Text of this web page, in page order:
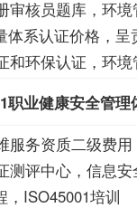
审核员题库，环境
体系认证价格，呈
和环保认证，环境
职业健康安全管理
服务资质二级费用
级
测评中心，信息
，ISO45001培训